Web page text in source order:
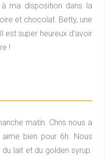
ma disposition dans la
et chocolat. Betty, une
est super heureux d’avoir
!
matin. Chris nous a
aime bien pour 6h. Nous
lait et du golden syrup.